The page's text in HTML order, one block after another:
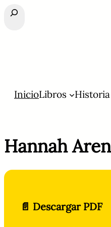
Buscar
InicioLibros Historia
Hannah
📄 Descargar PDF